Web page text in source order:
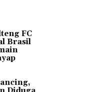
FC
Brasil